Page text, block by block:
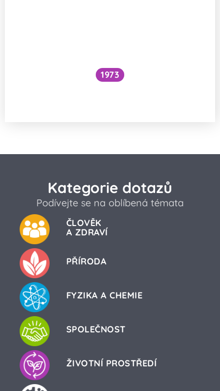
1973
Kategorie dotazů
Podívejte se na oblíbená témata
ČLOVĚK
A ZDRAVÍ
PŘÍRODA
FYZIKA A CHEMIE
SPOLEČNOST
ŽIVOTNÍ PROSTŘEDÍ